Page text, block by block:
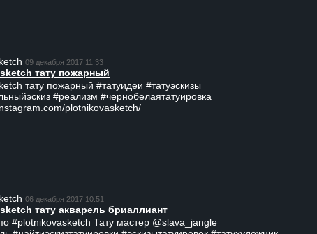
09 декабря 2017 11:33
тату пожарный
тату пожарный #татуидеи #татуэскизы
#реализм #чернобелаятатуировка
plotnikovasketch/
06 декабря 2017 10:51
тату акварель бриаллиант
#plotnikovasketch Тату мастер @slava_jangle